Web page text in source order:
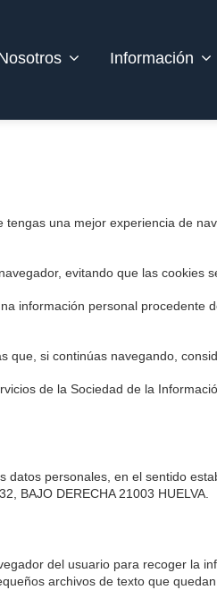
Información
una mejor experiencia de
evitando que las cookies
información personal
si continúas navegando,
de la Sociedad de la
personales, en el sentido
BAJO DERECHA 21003 HUELVA.
del usuario para recoger la
archivos de texto que